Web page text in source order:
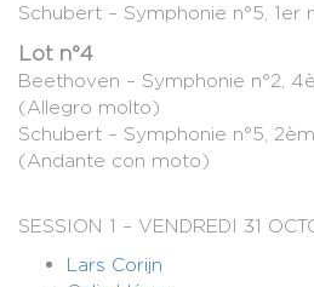
Schubert – Symphonie n°5,
Lot n°4
Beethoven – Symphonie n°2,
(Allegro molto)
Schubert – Symphonie n°5,
(Andante con moto)
SESSION 1 – VENDREDI 31
Lars Corijn